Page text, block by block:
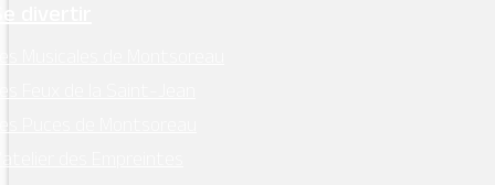
divertir
Musicales de Montsoreau
Feux de la Saint-Jean
Puces de Montsoreau
des Empreintes